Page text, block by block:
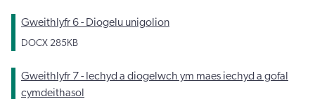
Gweithlyfr 6 - Diogelu unigolion
DOCX 285KB
Gweithlyfr 7 - Iechyd a diogelwch ym maes iechyd a gofal
cymdeithasol